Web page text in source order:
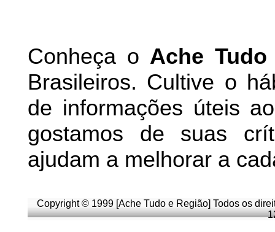
Conheça o Ache
Brasileiros. Cultive o
de informações úteis
gostamos de suas
ajudam a melhorar a
Copyright © 1999 [Ache Tudo e Região] Todos os